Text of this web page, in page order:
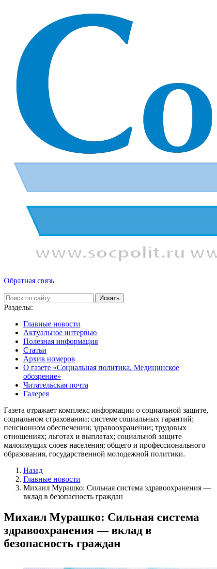
Обратная связь
Искать
Разделы:
Главные новости
Актуальное интервью
Полезная информация
Статьи
Архив номеров
О газете «Социальная политика. Медицинское
обозрение»
Читательская почта
Галерея
Газета отражает комплекс информации о социальной защите,
социальном страховании; системе социальных гарантий;
пенсионном обеспечении; здравоохранении; трудовых
отношениях; льготах и выплатах; социальной защите
малоимущих слоев населения; общего и профессионального
образования, государственной молодежной политики.
Назад
Главные новости
Михаил Мурашко: Сильная система здравоохранения —
вклад в безопасность граждан
Михаил Мурашко: Сильная система
здравоохранения — вклад в
безопасность граждан